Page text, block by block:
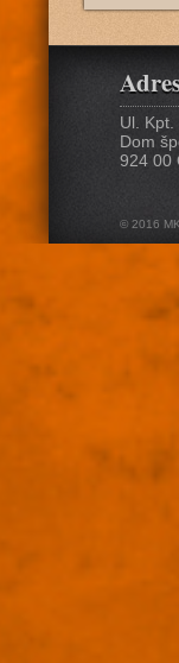
Ul.
Dom
924 00
© 2016